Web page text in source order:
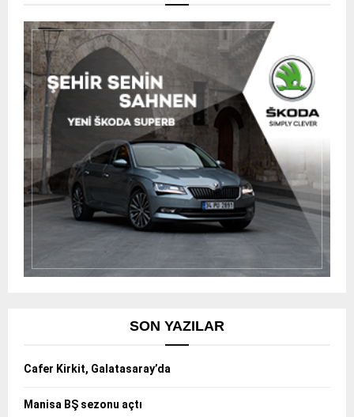
SON YAZILAR
Cafer Kirkit, Galatasaray’da
Manisa BŞ sezonu açtı